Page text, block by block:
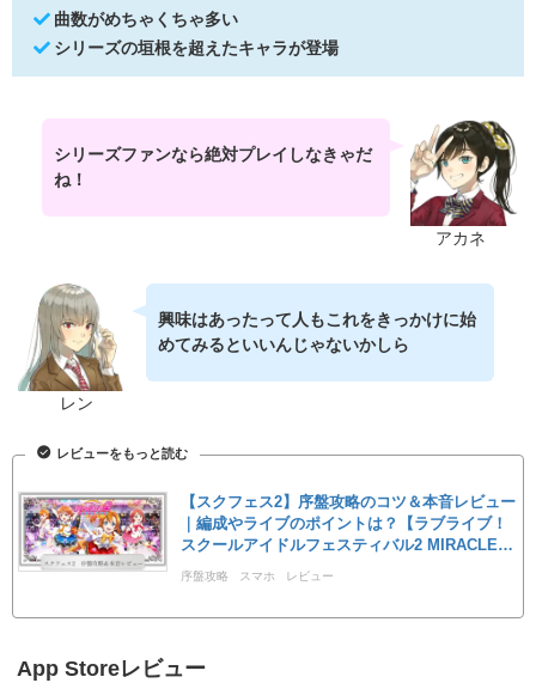
曲数がめちゃくちゃ多い
シリーズの垣根を超えたキャラが登場
アカネ
シリーズファンなら絶対プレイしなきゃだ
ね！
レン
興味はあったって人もこれをきっかけに始
めてみるといいんじゃないかしら
レビューをもっと読む
【スクフェス2】序盤攻略のコツ＆本音レビュー
｜編成やライブのポイントは？【ラブライブ！
スクールアイドルフェスティバル2 MIRACLE LI
VE!】
序盤攻略 スマホ レビュー
App Storeレビュー